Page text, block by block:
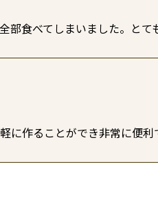
部食べてしまいました。とて
に作ることができ非常に便利